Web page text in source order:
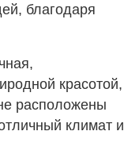
благодаря
красотой,
расположены
климат и